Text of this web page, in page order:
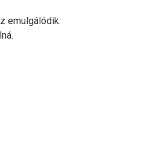
emulgálódik.